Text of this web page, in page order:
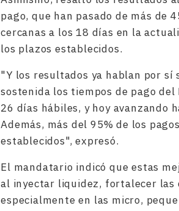
pago, que han pasado de más de
cercanas a los 18 días en la
los plazos establecidos.
"Y los resultados ya hablan por sí
sostenida los tiempos de pago del
26 días hábiles, y hoy avanzando
Además, más del 95% de los
establecidos", expresó.
El mandatario indicó que estas
al inyectar liquidez, fortalecer las
especialmente en las micro,